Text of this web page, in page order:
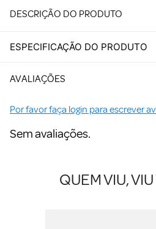
DESCRIÇÃO DO PRODUTO
ESPECIFICAÇÃO DO PRODUTO
AVALIAÇÕES
Por favor faça login para escrever
Sem avaliações.
QUEM VIU,